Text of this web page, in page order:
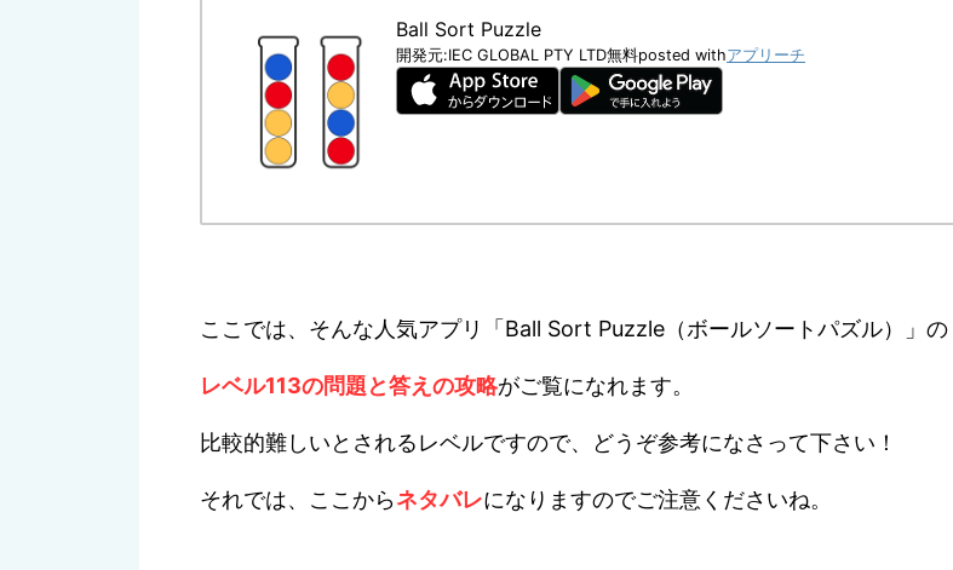
Ball Sort Puzzle
開発元:IEC GLOBAL PTY LTD無料posted withアプリーチ
ここでは、そんな人気アプリ「Ball Sort Puzzle（ボールソートパズル）」の
レベル113の問題と答えの攻略がご覧になれます。
比較的難しいとされるレベルですので、どうぞ参考になさって下さい！
それでは、ここからネタバレになりますのでご注意くださいね。